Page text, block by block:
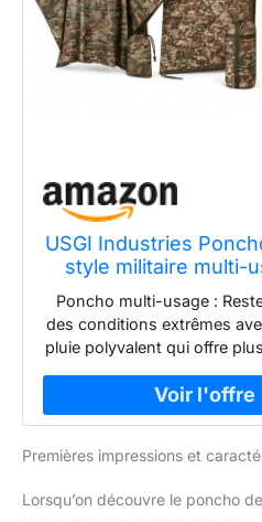
USGI Industries
style militaire multi-
camouflage, taille
Poncho multi-usage :
des conditions extrêmes
pluie polyvalent qui offre
à l’aise pendant le camping,
chasse, la pêche, les
Construction militaire :
par l'armée américaine,
Premières impressions et
Lorsqu’on découvre le poncho